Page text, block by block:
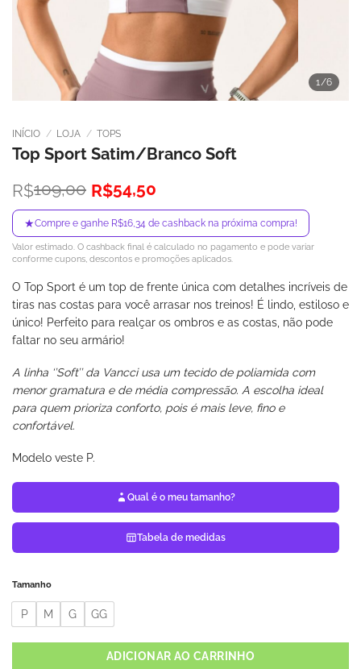
1 /6
INÍCIO / LOJA / TOPS
Top Sport Satim/Branco Soft
R$109,00
O
preço
original
era:
R$109,00.
R$54,50
O
preço
atual
é:
R$54,50.
★Compre e ganhe R$16,34 de cashback na próxima compra!
Valor estimado. O cashback final é calculado no pagamento e pode variar
conforme cupons, descontos e promoções aplicados.
O Top Sport é um top de frente única com detalhes incríveis de
tiras nas costas para você arrasar nos treinos! É lindo, estiloso e
único! Perfeito para realçar os ombros e as costas, não pode
faltar no seu armário!
A linha ‘’Soft’’ da Vancci usa um tecido de poliamida com
menor gramatura e de média compressão. A escolha ideal
para quem prioriza conforto, pois é mais leve, fino e
confortável.
Modelo veste P.
Qual é o meu tamanho?
Tabela de medidas
Tamanho
P M G GG
ADICIONAR AO CARRINHO